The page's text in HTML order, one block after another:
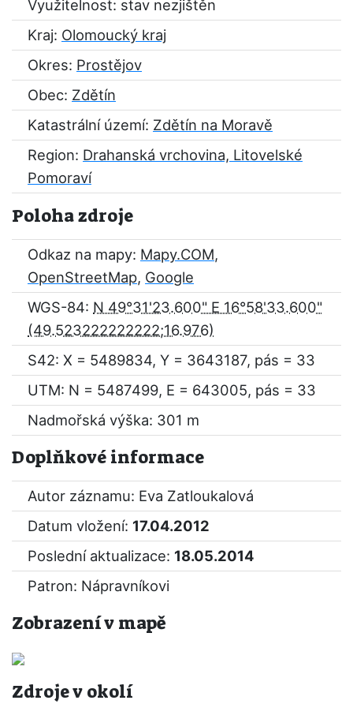
Využitelnost: stav nezjištěn
Kraj: Olomoucký kraj
Okres: Prostějov
Obec: Zdětín
Katastrální území: Zdětín na Moravě
Region: Drahanská vrchovina, Litovelské
Pomoraví
Poloha zdroje
Odkaz na mapy: Mapy.COM,
OpenStreetMap, Google
WGS-84: N 49°31'23.600" E 16°58'33.600"
S42: X = 5489834, Y = 3643187, pás = 33
UTM: N = 5487499, E = 643005, pás = 33
Nadmořská výška: 301 m
Doplňkové informace
Autor záznamu: Eva Zatloukalová
Datum vložení: 17.04.2012
Poslední aktualizace: 18.05.2014
Patron: Nápravníkovi
Zobrazení v mapě
Zdroje v okolí